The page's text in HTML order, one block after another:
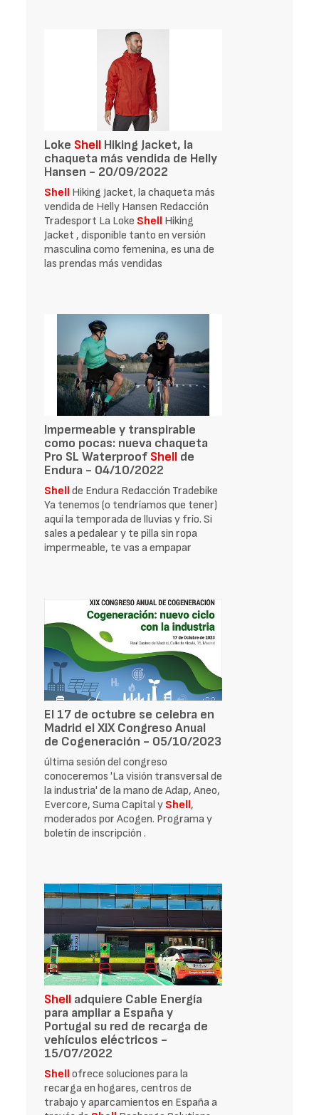
Loke Shell Hiking Jacket, la
chaqueta más vendida de Helly
Hansen - 20/09/2022
Shell Hiking Jacket, la chaqueta más
vendida de Helly Hansen Redacción
Tradesport La Loke Shell Hiking
Jacket , disponible tanto en versión
masculina como femenina, es una de
las prendas más vendidas
Impermeable y transpirable
como pocas: nueva chaqueta
Pro SL Waterproof Shell de
Endura - 04/10/2022
Shell de Endura Redacción Tradebike
Ya tenemos (o tendríamos que tener)
aquí la temporada de lluvias y frío. Si
sales a pedalear y te pilla sin ropa
impermeable, te vas a empapar
El 17 de octubre se celebra en
Madrid el XIX Congreso Anual
de Cogeneración - 05/10/2023
última sesión del congreso
conoceremos 'La visión transversal de
la industria' de la mano de Adap, Aneo,
Evercore, Suma Capital y Shell,
moderados por Acogen. Programa y
boletín de inscripción .
Shell adquiere Cable Energía
para ampliar a España y
Portugal su red de recarga de
vehículos eléctricos -
15/07/2022
Shell ofrece soluciones para la
recarga en hogares, centros de
trabajo y aparcamientos en España a